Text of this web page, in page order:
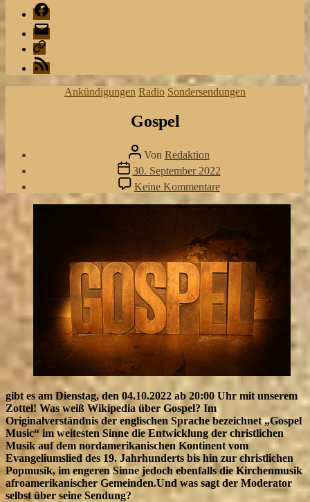
Facebook
Mail
Playlist
RSS
Kategorien
Ankündigungen Radio Sondersendungen
Gospel
Beitragsautor
Von Redaktion
Veröffentlichungsdatum
30. September 2022
Keine Kommentarezu
Gospel
gibt es am Dienstag, den 04.10.2022 ab 20:00 Uhr mit unserem
Zottel! Was weiß Wikipedia über Gospel? Im
Originalverständnis der englischen Sprache bezeichnet „Gospel
Music“ im weitesten Sinne die Entwicklung der christlichen
Musik auf dem nordamerikanischen Kontinent vom
Evangeliumslied des 19. Jahrhunderts bis hin zur christlichen
Popmusik, im engeren Sinne jedoch ebenfalls die Kirchenmusik
afroamerikanischer Gemeinden.Und was sagt der Moderator
selbst über seine Sendung?